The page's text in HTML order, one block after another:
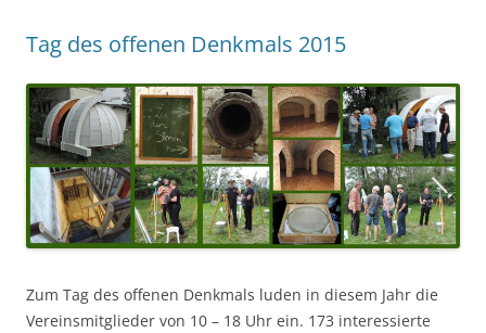
Tag des offenen Denkmals 2015
Zum Tag des offenen Denkmals luden in diesem Jahr die
Vereinsmitglieder von 10 – 18 Uhr ein. 173 interessierte